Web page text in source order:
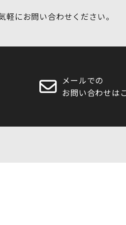
軽にお問い合わせください。
メールでの
お問い合わせは